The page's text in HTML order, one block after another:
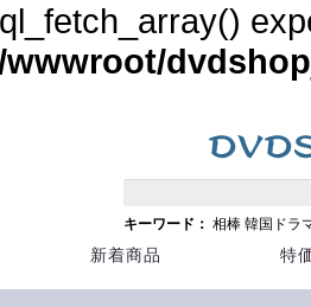
キーワード： 相棒 韓国ドラ
新着商品 特